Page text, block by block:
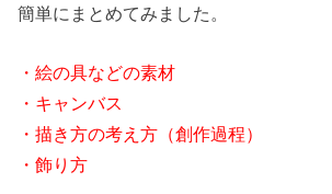
簡単にまとめてみました。
・絵の具などの素材
・キャンバス
・描き方の考え方（創作過程）
・飾り方